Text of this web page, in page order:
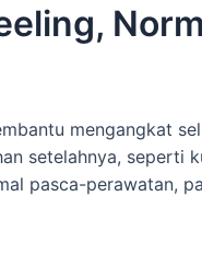
mengangkat
setelahnya, seperti
pasca-perawatan,